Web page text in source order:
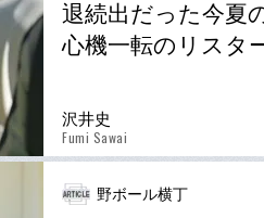
退続出だった今夏
心機一転のリスタ
沢井史
Fumi Sawai
野ボール横丁